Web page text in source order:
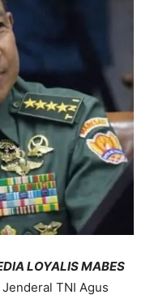
LOYALIS MABES
TNI Agus